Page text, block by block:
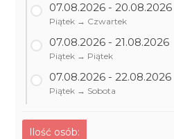
07.08.2026 - 20.08.2026
Piątek → Czwartek
07.08.2026 - 21.08.2026
Piątek → Piątek
07.08.2026 - 22.08.2026
Piątek → Sobota
Ilość osób: